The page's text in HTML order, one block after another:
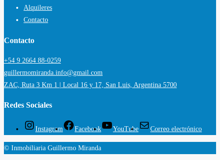
Alquileres
Contacto
Contacto
+54 9 2664 88-0259
guillermomiranda.info@gmail.com
ZAC, Ruta 3 Km 1 | Local 16 y 17, San Luis, Argentina 5700
Redes Sociales
Instagram Facebook YouTube Correo electrónico
© Inmobiliaria Guillermo Miranda